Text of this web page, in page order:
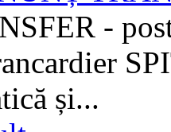
-
și...